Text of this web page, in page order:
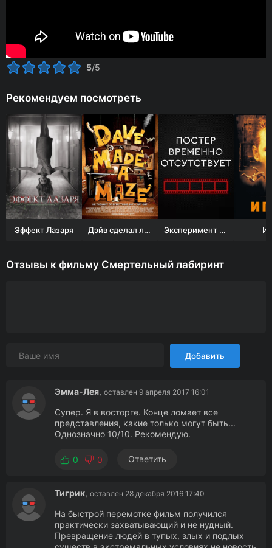
5/5
Рекомендуем посмотреть
Эффект Лазаря Дэйв сделал лабиринт Эксперимент Белко
Отзывы к фильму Смертельный лабиринт
Добавить
Эмма-Лея, оставлен 9 апреля 2017 16:01
Супер. Я в восторге. Конце ломает все
представления, какие только могут быть...
Однозначно 10/10. Рекомендую.
0 0 Ответить
Тигрик, оставлен 28 декабря 2016 17:40
На быстрой перемотке фильм получился
практически захватывающий и не нудный.
Превращение людей в тупых, злых и подлых